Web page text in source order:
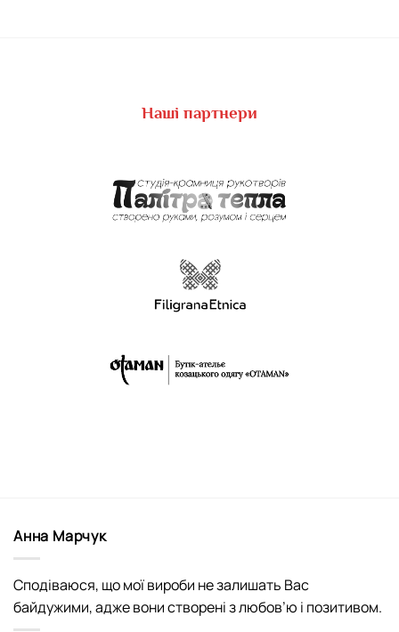
Наші партнери
Анна Марчук
Сподіваюся, що мої вироби не залишать Вас
байдужими, адже вони створені з любов’ю і позитивом.